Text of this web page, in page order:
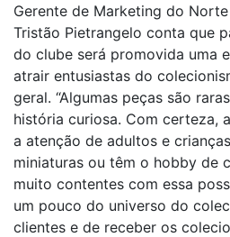
Gerente de Marketing do
Tristão Pietrangelo conta que
do clube será promovida uma
atrair entusiastas do
geral. “Algumas peças são
história curiosa. Com certeza,
a atenção de adultos e
miniaturas ou têm o hobby de
muito contentes com essa
um pouco do universo do
clientes e de receber os